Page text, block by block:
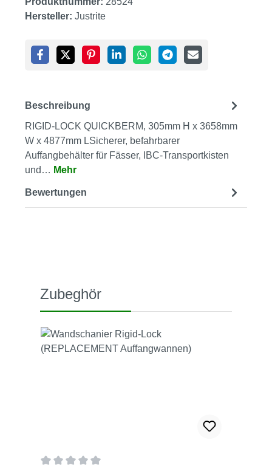
Hersteller: Justrite
Beschreibung
RIGID-LOCK QUICKBERM, 305mm H x 3658mm
W x 4877mm LSicherer, befahrbarer
Auffangbehälter für Fässer, IBC-Transportkisten
und… Mehr
Bewertungen
Produktgalerie überspringen
Zubeghör